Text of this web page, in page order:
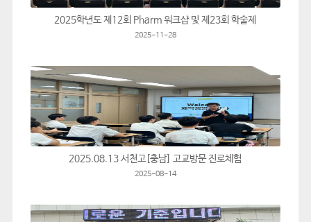
2025학년도 제12회 Pharm 워크샵 및 제23회 학술제
2025-11-28
2025.08.13 서천고[충남] 고교방문 진로체험
2025-08-14